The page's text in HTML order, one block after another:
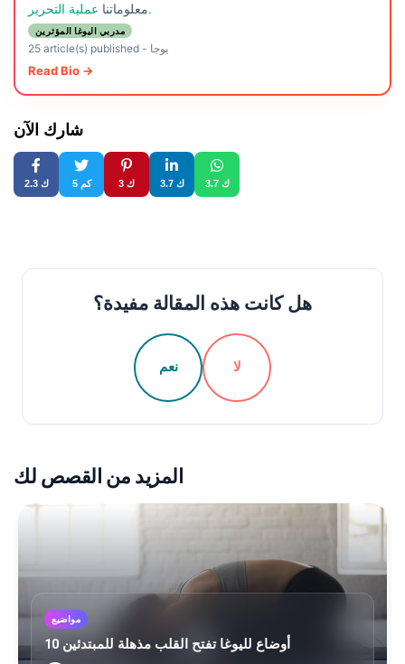
معلوماتناعملية التحرير.
مدربي اليوغا المؤثرين
25 article(s) published- يوجا
Read Bio →
شارك الآن
2.3 ك 5 كم 3 ك 3.7 ك 3.7 ك
هل كانت هذه المقالة مفيدة؟
نعم لا
المزيد من القصص لك
مواضيع
10 أوضاع لليوغا تفتح القلب مذهلة للمبتدئين